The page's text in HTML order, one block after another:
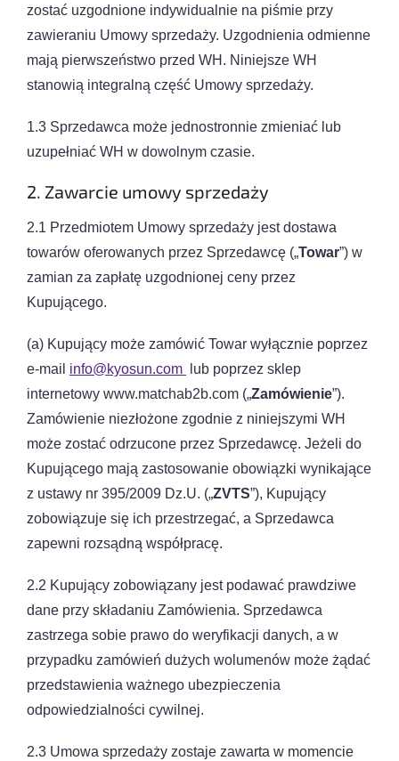
zostać uzgodnione indywidualnie na piśmie przy
zawieraniu Umowy sprzedaży. Uzgodnienia odmienne
mają pierwszeństwo przed WH. Niniejsze WH
stanowią integralną część Umowy sprzedaży.
1.3 Sprzedawca może jednostronnie zmieniać lub
uzupełniać WH w dowolnym czasie.
2. Zawarcie umowy sprzedaży
2.1 Przedmiotem Umowy sprzedaży jest dostawa
towarów oferowanych przez Sprzedawcę („Towar”) w
zamian za zapłatę uzgodnionej ceny przez
Kupującego.
(a) Kupujący może zamówić Towar wyłącznie poprzez
e-mail info@kyosun.com
lub poprzez sklep
internetowy www.matchab2b.com („Zamówienie”).
Zamówienie niezłożone zgodnie z niniejszymi WH
może zostać odrzucone przez Sprzedawcę. Jeżeli do
Kupującego mają zastosowanie obowiązki wynikające
z ustawy nr 395/2009 Dz.U. („ZVTS”), Kupujący
zobowiązuje się ich przestrzegać, a Sprzedawca
zapewni rozsądną współpracę.
2.2 Kupujący zobowiązany jest podawać prawdziwe
dane przy składaniu Zamówienia. Sprzedawca
zastrzega sobie prawo do weryfikacji danych, a w
przypadku zamówień dużych wolumenów może żądać
przedstawienia ważnego ubezpieczenia
odpowiedzialności cywilnej.
2.3 Umowa sprzedaży zostaje zawarta w momencie